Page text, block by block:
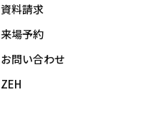
資料請求
来場予約
お問い合わせ
ZEH